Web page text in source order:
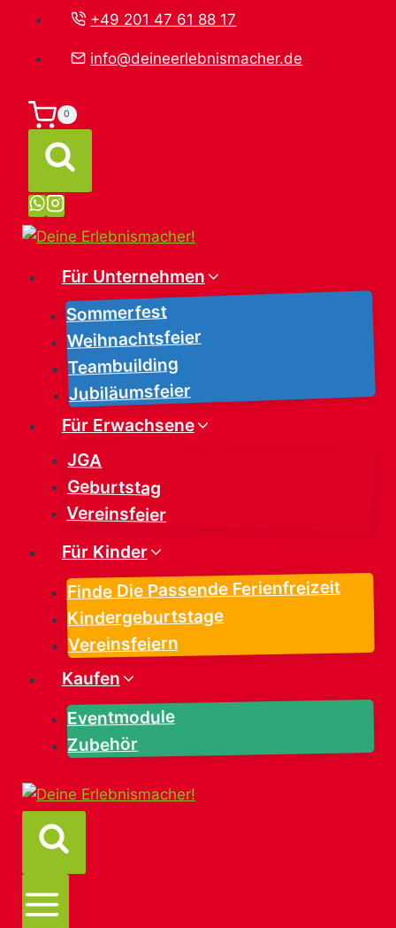
springen
+49 201 47 61 88 17
info@deineerlebnismacher.de
0
Für Unternehmen
Sommerfest
Weihnachtsfeier
Teambuilding
Jubiläumsfeier
Für Erwachsene
JGA
Geburtstag
Vereinsfeier
Für Kinder
Finde Die Passende Ferienfreizeit
Kindergeburtstage
Vereinsfeiern
Kaufen
Eventmodule
Zubehör